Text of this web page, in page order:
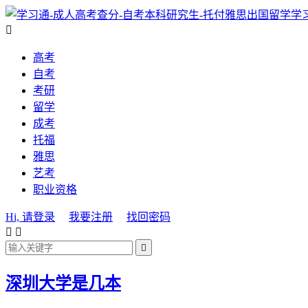
学

高考
自考
考研
留学
成考
托福
雅思
艺考
职业资格
Hi, 请登录 我要注册
找回密码
 

深圳大学是几本